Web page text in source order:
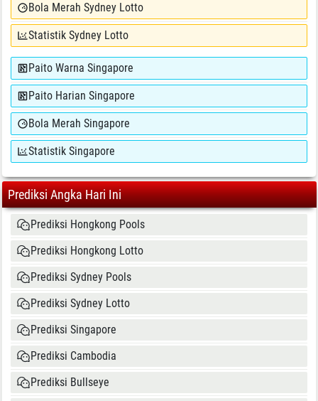
Bola Merah Sydney Lotto
Statistik Sydney Lotto
Paito Warna Singapore
Paito Harian Singapore
Bola Merah Singapore
Statistik Singapore
Prediksi Angka Hari Ini
Prediksi Hongkong Pools
Prediksi Hongkong Lotto
Prediksi Sydney Pools
Prediksi Sydney Lotto
Prediksi Singapore
Prediksi Cambodia
Prediksi Bullseye